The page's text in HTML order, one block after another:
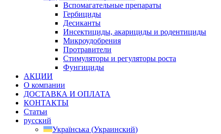
Вспомагательные препараты
Гербициды
Десиканты
Инсектициды, акарициды и родентициды
Микроудобрения
Протравители
Стимуляторы и регуляторы роста
Фунгициды
АКЦИИ
О компании
ДОСТАВКА И ОПЛАТА
КОНТАКТЫ
Статьи
русский
Українська (Украинский)